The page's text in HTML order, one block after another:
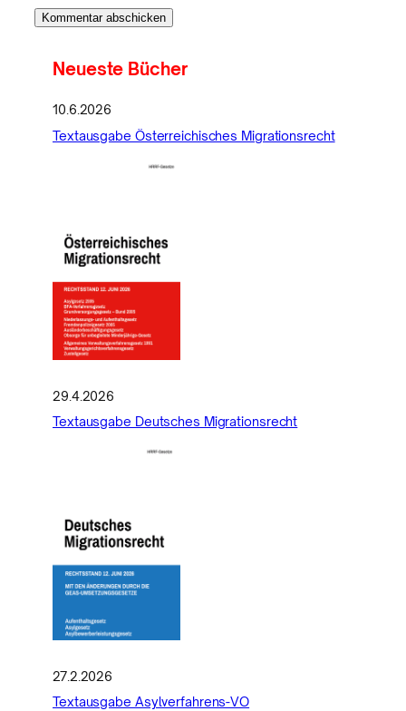
Neueste Bücher
10.6.2026
Textausgabe Österreichisches Migrationsrecht
29.4.2026
Textausgabe Deutsches Migrationsrecht
27.2.2026
Textausgabe Asylverfahrens-VO